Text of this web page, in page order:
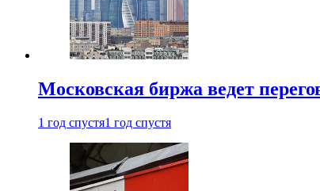
Московская биржа ведет
1 год спустя1 год спустя